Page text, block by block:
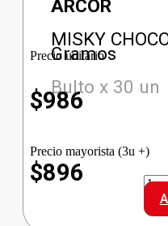
ARCOR
MISKY
Gramos
Bulto x 30 un
Precio unitario
$986
Precio mayorista (3u +)
$896